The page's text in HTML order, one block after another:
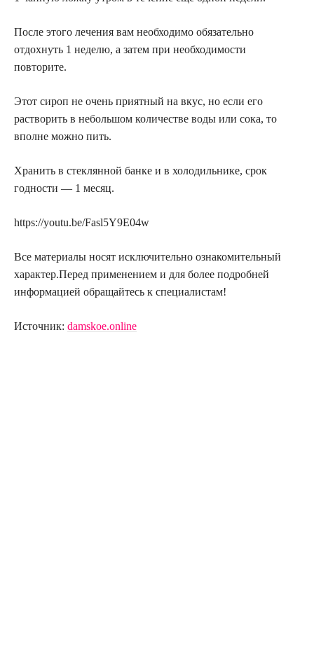
После этого лечения вам необходимо обязательно
отдохнуть 1 неделю, а затем при необходимости
повторите.
Этот сироп не очень приятный на вкус, но если его
растворить в небольшом количестве воды или сока, то
вполне можно пить.
Хранить в стеклянной банке и в холодильнике, срок
годности — 1 месяц.
https://youtu.be/Fasl5Y9E04w
Все материалы носят исключительно ознакомительный
характер.Перед применением и для более подробней
информацией обращайтесь к специалистам!
Источник: damskoe.online